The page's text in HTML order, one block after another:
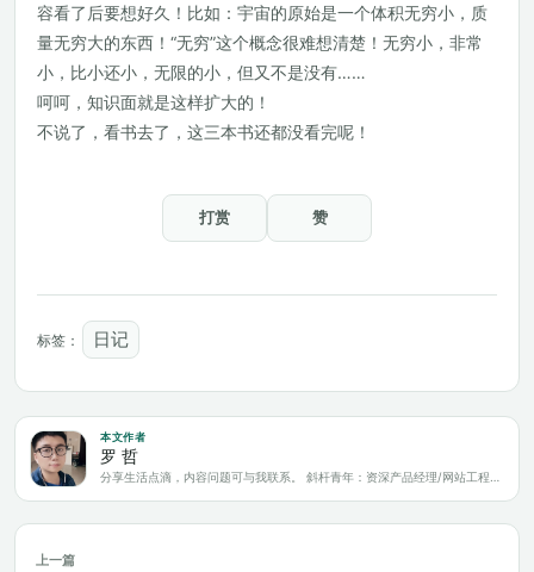
容看了后要想好久！比如：宇宙的原始是一个体积无穷小，质
量无穷大的东西！“无穷”这个概念很难想清楚！无穷小，非常
小，比小还小，无限的小，但又不是没有……
呵呵，知识面就是这样扩大的！
不说了，看书去了，这三本书还都没看完呢！
打赏 赞
标签： 日记
本文作者
罗 哲
上一篇